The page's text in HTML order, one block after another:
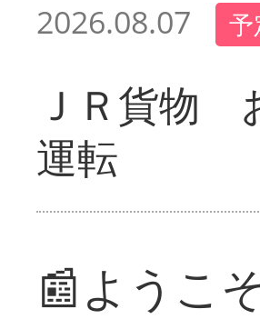
2026.08.07
ＪＲ貨物
運転
📰ようこ